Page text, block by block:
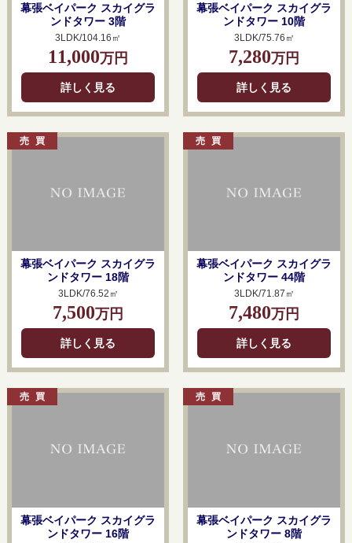
幕張ベイパーク スカイグラ
ンドタワー 3階
3LDK/104.16㎡
11,000万円
詳しく見る
幕張ベイパーク スカイグラ
ンドタワー 10階
3LDK/75.76㎡
7,280万円
詳しく見る
幕張ベイパーク スカイグラ
ンドタワー 18階
3LDK/76.52㎡
7,500万円
詳しく見る
幕張ベイパーク スカイグラ
ンドタワー 44階
3LDK/71.87㎡
7,480万円
詳しく見る
幕張ベイパーク スカイグラ
ンドタワー 16階
幕張ベイパーク スカイグラ
ンドタワー 8階